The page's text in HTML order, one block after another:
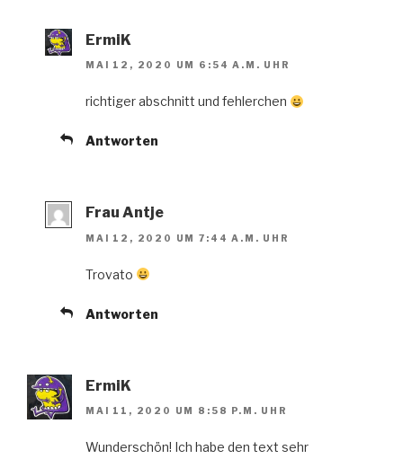
ErmiK
MAI 12, 2020 UM 6:54 A.M. UHR
richtiger abschnitt und fehlerchen
Antworten
Frau Antje
MAI 12, 2020 UM 7:44 A.M. UHR
Trovato
Antworten
ErmiK
MAI 11, 2020 UM 8:58 P.M. UHR
Wunderschön! Ich habe den text sehr